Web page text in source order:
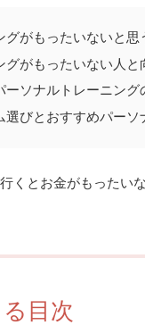
グがもったいないと思
グがもったいない人と
ーソナルトレーニング
選びとおすすめパーソ
くとお金がもった
目次